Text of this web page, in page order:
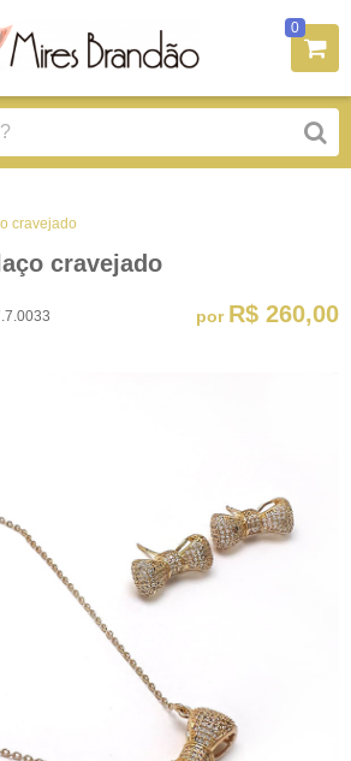
0
cravejado
cravejado
por R$ 260,00